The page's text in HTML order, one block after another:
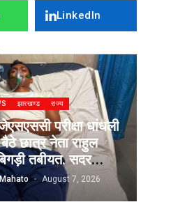
LinkedIn
झारखण्ड राज्य
परीक्षा धांधली
छात्र नेता राहुल
तबीयत, सदर
August 7, 2026